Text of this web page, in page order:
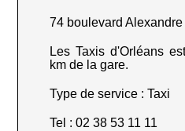
74 boulevard
Les Taxis d'Orléans
km de la gare.
Type de service : Taxi
Tel : 02 38 53 11 11